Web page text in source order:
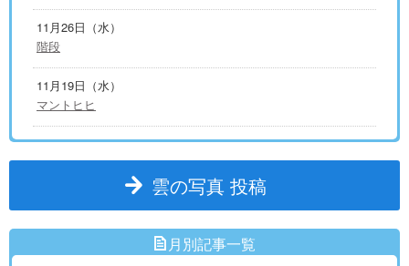
11月26日（水）
階段
11月19日（水）
マントヒヒ
雲の写真 投稿
月別記事一覧